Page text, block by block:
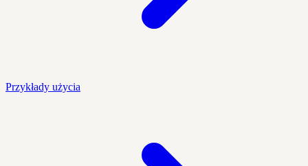
Przykłady użycia